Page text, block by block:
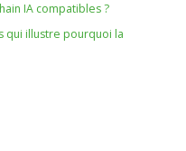
IA compatibles ?
qui illustre pourquoi la